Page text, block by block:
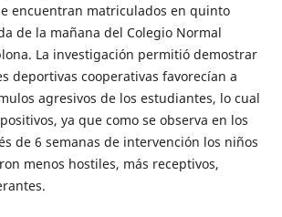
encuentran matriculados en quinto
de la mañana del Colegio Normal
La investigación permitió demostrar
deportivas cooperativas favorecían a
agresivos de los estudiantes, lo cual
ya que como se observa en los
de 6 semanas de intervención los niños
menos hostiles, más receptivos,